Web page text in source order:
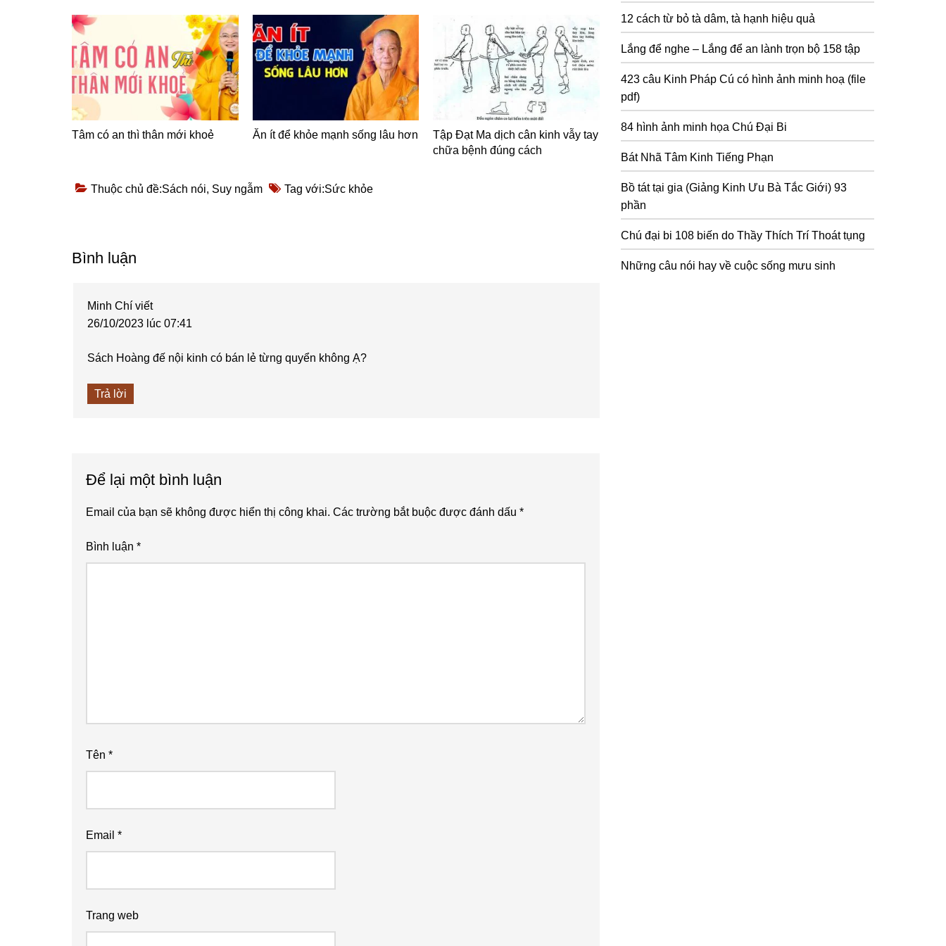
Tâm có an thì thân mới khoẻ Ăn ít để khỏe mạnh sống lâu hơn
Tập Đạt Ma dịch cân kinh vẫy tay
chữa bệnh đúng cách
Thuộc chủ đề:Sách nói, Suy ngẫm Tag với:Sức khỏe
Reader
Bình luận
Minh Chí viết
26/10/2023 lúc 07:41
Sách Hoàng đế nội kinh có bán lẻ từng quyển không Ạ?
Trả lời
Để lại một bình luận
Email của bạn sẽ không được hiển thị công khai. Các trường bắt buộc được đánh dấu *
Bình luận *
Tên *
Email *
Trang web
12 cách từ bỏ tà dâm, tà hạnh hiệu quả
Lắng để nghe – Lắng để an lành trọn bộ 158 tập
423 câu Kinh Pháp Cú có hình ảnh minh hoạ (file
pdf)
84 hình ảnh minh họa Chú Đại Bi
Bát Nhã Tâm Kinh Tiếng Phạn
Bồ tát tại gia (Giảng Kinh Ưu Bà Tắc Giới) 93
phần
Chú đại bi 108 biến do Thầy Thích Trí Thoát tụng
Những câu nói hay về cuộc sống mưu sinh